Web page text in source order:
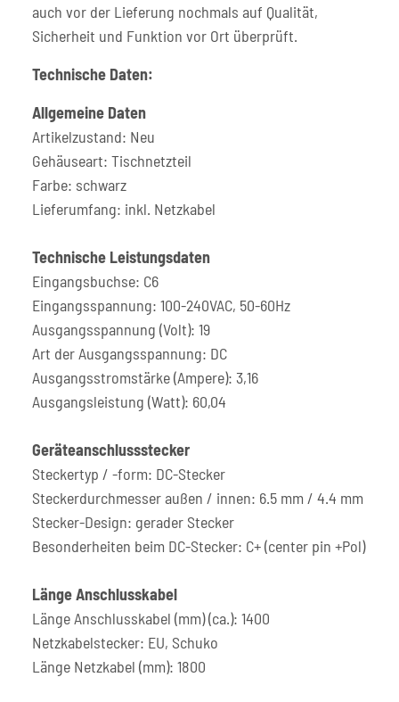
auch vor der Lieferung nochmals auf Qualität,
Sicherheit und Funktion vor Ort überprüft.
Technische Daten:
Allgemeine Daten
Artikelzustand: Neu
Gehäuseart: Tischnetzteil
Farbe: schwarz
Lieferumfang: inkl. Netzkabel
Technische Leistungsdaten
Eingangsbuchse: C6
Eingangsspannung: 100-240VAC, 50-60Hz
Ausgangsspannung (Volt): 19
Art der Ausgangsspannung: DC
Ausgangsstromstärke (Ampere): 3,16
Ausgangsleistung (Watt): 60,04
Geräteanschlussstecker
Steckertyp / -form: DC-Stecker
Steckerdurchmesser außen / innen: 6.5 mm / 4.4 mm
Stecker-Design: gerader Stecker
Besonderheiten beim DC-Stecker: C+ (center pin +Pol)
Länge Anschlusskabel
Länge Anschlusskabel (mm) (ca.): 1400
Netzkabelstecker: EU, Schuko
Länge Netzkabel (mm): 1800